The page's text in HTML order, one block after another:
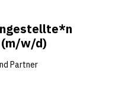
w/d)
Partner